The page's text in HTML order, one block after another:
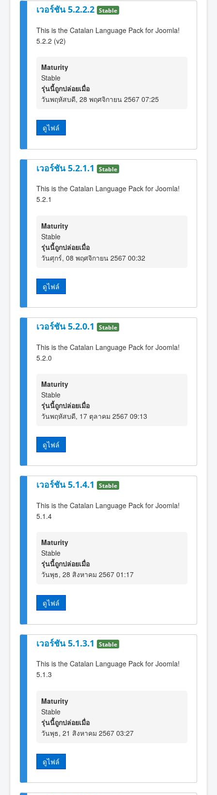
เวอร์ชัน 5.2.2.2 Stable
This is the Catalan Language Pack for Joomla!
5.2.2 (v2)
Maturity
Stable
รุ่นนี้ถูกปล่อยเมื่อ
วันพฤหัสบดี, 28 พฤศจิกายน 2567 07:25
ดูไฟล์
เวอร์ชัน 5.2.1.1 Stable
This is the Catalan Language Pack for Joomla!
5.2.1
Maturity
Stable
รุ่นนี้ถูกปล่อยเมื่อ
วันศุกร์, 08 พฤศจิกายน 2567 00:32
ดูไฟล์
เวอร์ชัน 5.2.0.1 Stable
This is the Catalan Language Pack for Joomla!
5.2.0
Maturity
Stable
รุ่นนี้ถูกปล่อยเมื่อ
วันพฤหัสบดี, 17 ตุลาคม 2567 09:13
ดูไฟล์
เวอร์ชัน 5.1.4.1 Stable
This is the Catalan Language Pack for Joomla!
5.1.4
Maturity
Stable
รุ่นนี้ถูกปล่อยเมื่อ
วันพุธ, 28 สิงหาคม 2567 01:17
ดูไฟล์
เวอร์ชัน 5.1.3.1 Stable
This is the Catalan Language Pack for Joomla!
5.1.3
Maturity
Stable
รุ่นนี้ถูกปล่อยเมื่อ
วันพุธ, 21 สิงหาคม 2567 03:27
ดูไฟล์